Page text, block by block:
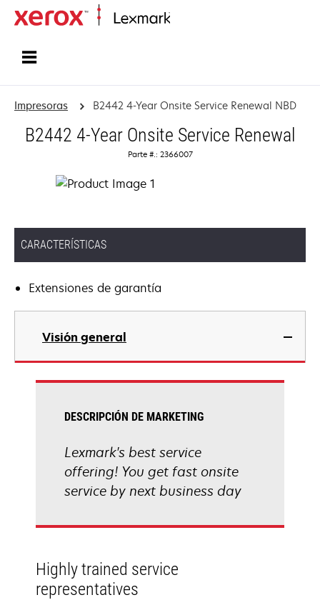
Impresoras B2442 4-Year Onsite Service Renewal NBD
B2442 4-Year Onsite Service Renewal
Parte #.: 2366007
CARACTERÍSTICAS
Extensiones de garantía
Visión general
DESCRIPCIÓN DE MARKETING
Lexmark's best service
offering! You get fast onsite
service by next business day
Highly trained service
representatives